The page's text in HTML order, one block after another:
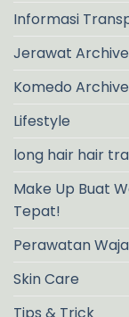
Informasi
Jerawat
Komedo
Lifestyle
long hair hair
Make Up Buat
Tepat!
Perawatan
Skin Care
Tips & Trick